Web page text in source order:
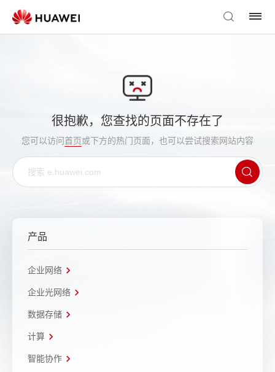
很抱歉，您查找的页面不存在了
您可以访问首页或下方的热门页面，也可以尝试搜索网站内容
产品
企业网络
企业光网络
数据存储
计算
智能协作